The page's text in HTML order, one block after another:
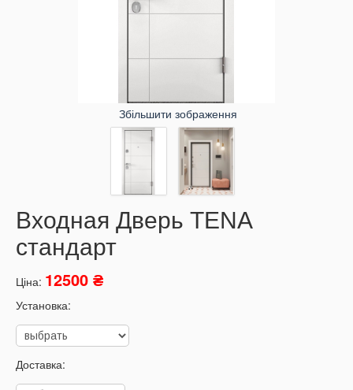
Збільшити зображення
Входная Дверь TENA
стандарт
Ціна: 12500 ₴
Установка:
Доставка: